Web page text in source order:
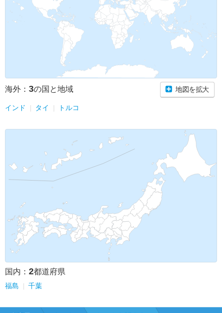
海外： 3の国と地域 地図を拡大
インド タイ トルコ
国内： 2都道府県
福島 千葉